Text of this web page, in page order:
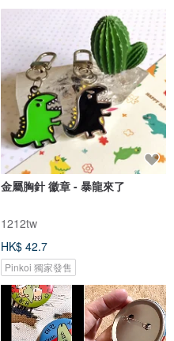
金屬胸針 徽章 - 暴龍來了
1212tw
HK$ 42.7
Pinkoi 獨家發售